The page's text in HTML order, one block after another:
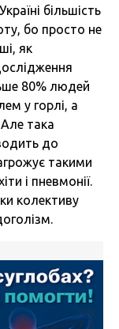
більшість
бо просто не
як
80% людей
у горлі, а
така
до
такими
і пневмонії.
колективу